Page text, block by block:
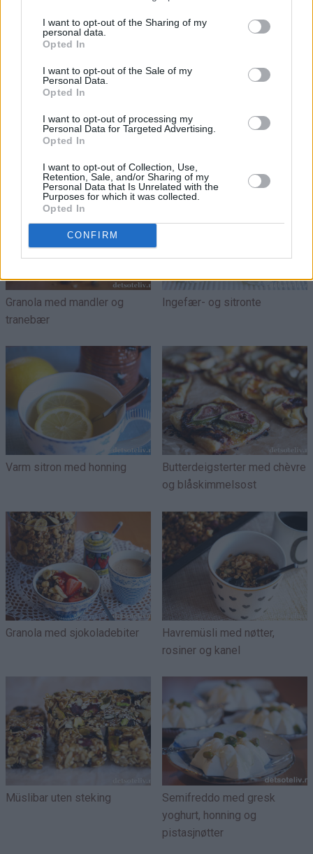
I want to opt-out of the Sharing of my
personal data.
Opted In
I want to opt-out of the Sale of my
Personal Data.
Opted In
I want to opt-out of processing my
Personal Data for Targeted Advertising.
Opted In
I want to opt-out of Collection, Use,
Retention, Sale, and/or Sharing of my
Personal Data that Is Unrelated with the
Purposes for which it was collected.
Opted In
CONFIRM
Galette med fiken, pærer og
Hjemmelaget peanøttsmør
Granola med mandler og
tranebær
Ingefær- og sitronte
Varm sitron med honning
Butterdeigsterter med chèvre
og blåskimmelsost
Granola med sjokoladebiter
Havremüsli med nøtter,
rosiner og kanel
Müslibar uten steking
Semifreddo med gresk
yoghurt, honning og
pistasjnøtter